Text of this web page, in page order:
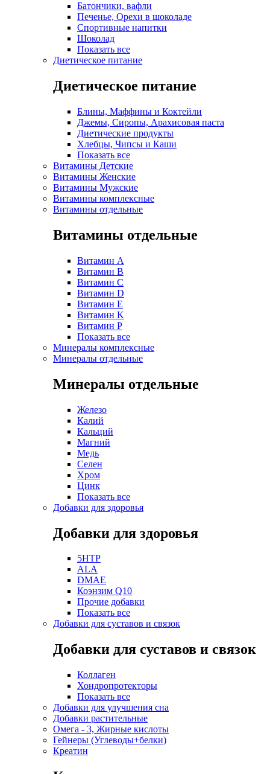
Батончики, вафли
Печенье, Орехи в шоколаде
Спортивные напитки
Шоколад
Показать все
Диетическое питание
Диетическое питание
Блины, Маффины и Коктейли
Джемы, Сиропы, Арахисовая паста
Диетические продукты
Хлебцы, Чипсы и Каши
Показать все
Витамины Детские
Витамины Женские
Витамины Мужские
Витамины комплексные
Витамины отдельные
Витамины отдельные
Витамин A
Витамин B
Витамин C
Витамин D
Витамин E
Витамин K
Витамин P
Показать все
Минералы комплексные
Минералы отдельные
Минералы отдельные
Железо
Калий
Кальций
Магний
Медь
Селен
Хром
Цинк
Показать все
Добавки для здоровья
Добавки для здоровья
5HTP
ALA
DMAE
Коэнзим Q10
Прочие добавки
Показать все
Добавки для суставов и связок
Добавки для суставов и связок
Коллаген
Хондропротекторы
Показать все
Добавки для улучшения сна
Добавки растительные
Омега - 3, Жирные кислоты
Гейнеры (Углеводы+белки)
Креатин